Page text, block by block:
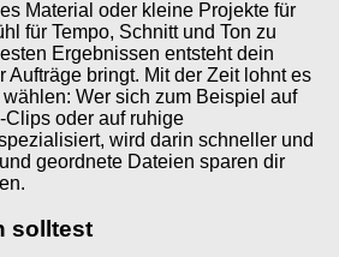
Material oder kleine Projekte für
für Tempo, Schnitt und Ton zu
Ergebnissen entsteht dein
Aufträge bringt. Mit der Zeit lohnt es
Wer sich zum Beispiel auf
oder auf ruhige
wird darin schneller und
geordnete Dateien sparen dir
solltest